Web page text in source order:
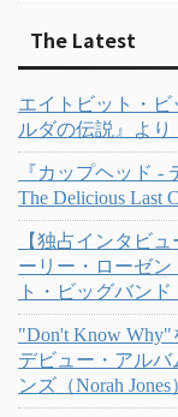
The Latest
エイトビット・ビ
ルダの伝説』より
『カップヘッド -
The Delicious Last
【独占インタビ
ーリー・ローゼン
ト・ビッグバン
"Don't Know
デビュー・アルバ
ンズ（Norah Jones